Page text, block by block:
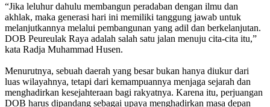
‎“Jika leluhur dahulu membangun peradaban dengan ilmu dan
akhlak, maka generasi hari ini memiliki tanggung jawab untuk
melanjutkannya melalui pembangunan yang adil dan berkelanjutan.
DOB Peureulak Raya adalah salah satu jalan menuju cita-cita itu,”
kata Radja Muhammad Husen.
‎Menurutnya, sebuah daerah yang besar bukan hanya diukur dari
luas wilayahnya, tetapi dari kemampuannya menjaga sejarah dan
menghadirkan kesejahteraan bagi rakyatnya. Karena itu, perjuangan
DOB harus dipandang sebagai upaya menghadirkan masa depan